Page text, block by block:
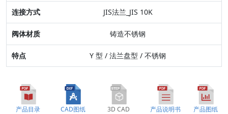
JIS法兰_JIS 10K
铸造不锈钢
Y 型 / 法兰盘型 / 不锈钢
产品目录 CAD图纸 3D CAD 产品说明书 产品图纸